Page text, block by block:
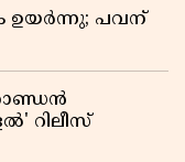
ഉയർന്നു; പവന്
റിലീസ്